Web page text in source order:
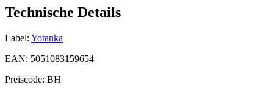
Technische Details
Label: Yotanka
EAN: 5051083159654
Preiscode: BH